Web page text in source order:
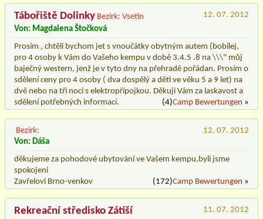
Tábořiště Dolinky Bezirk: Vsetín
12. 07. 2012
Von: Magdalena Štočková
Prosím , chtěli bychom jet s vnoučátky obytným autem (bobilej,
pro 4 osoby k Vám do Vašeho kempu v době 3.4.5 .8 na \\\" můj
baječný western, jenž je v tyto dny na přehradě pořádan. Prosím o
sdělení ceny pro 4 osoby ( dva dospělý a děti ve věku 5 a 9 let) na
dvě nebo na tři noci s elektropřípojkou. Děkuji Vám za laskavost a
sdělení potřebných informací.
(4)Camp Bewertungen »
Bezirk:
12. 07. 2012
Von: Dáša
děkujeme za pohodové ubytování ve Vašem kempu,byli jsme
spokojeni
Zavřelovi Brno-venkov
(172)Camp Bewertungen »
Rekreační středisko Zátiší 11. 07. 2012